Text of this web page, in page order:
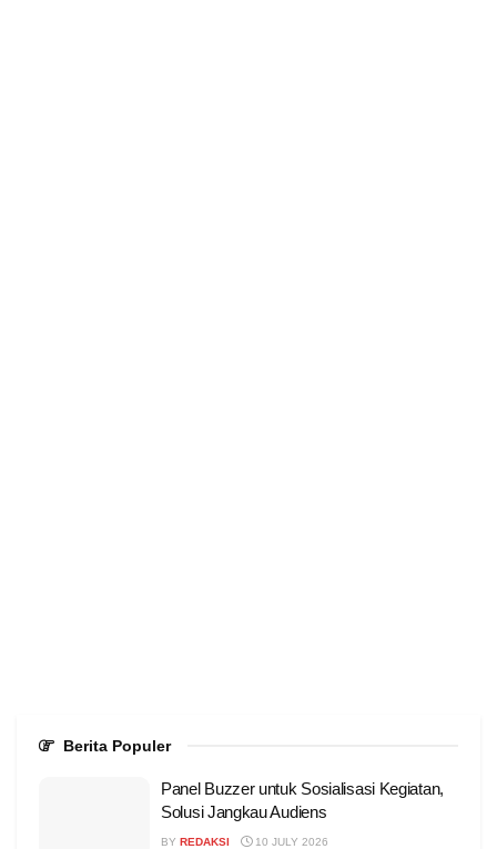
Berita Populer
Panel Buzzer untuk Sosialisasi Kegiatan,
Solusi Jangkau Audiens
BY REDAKSI 10 JULY 2026